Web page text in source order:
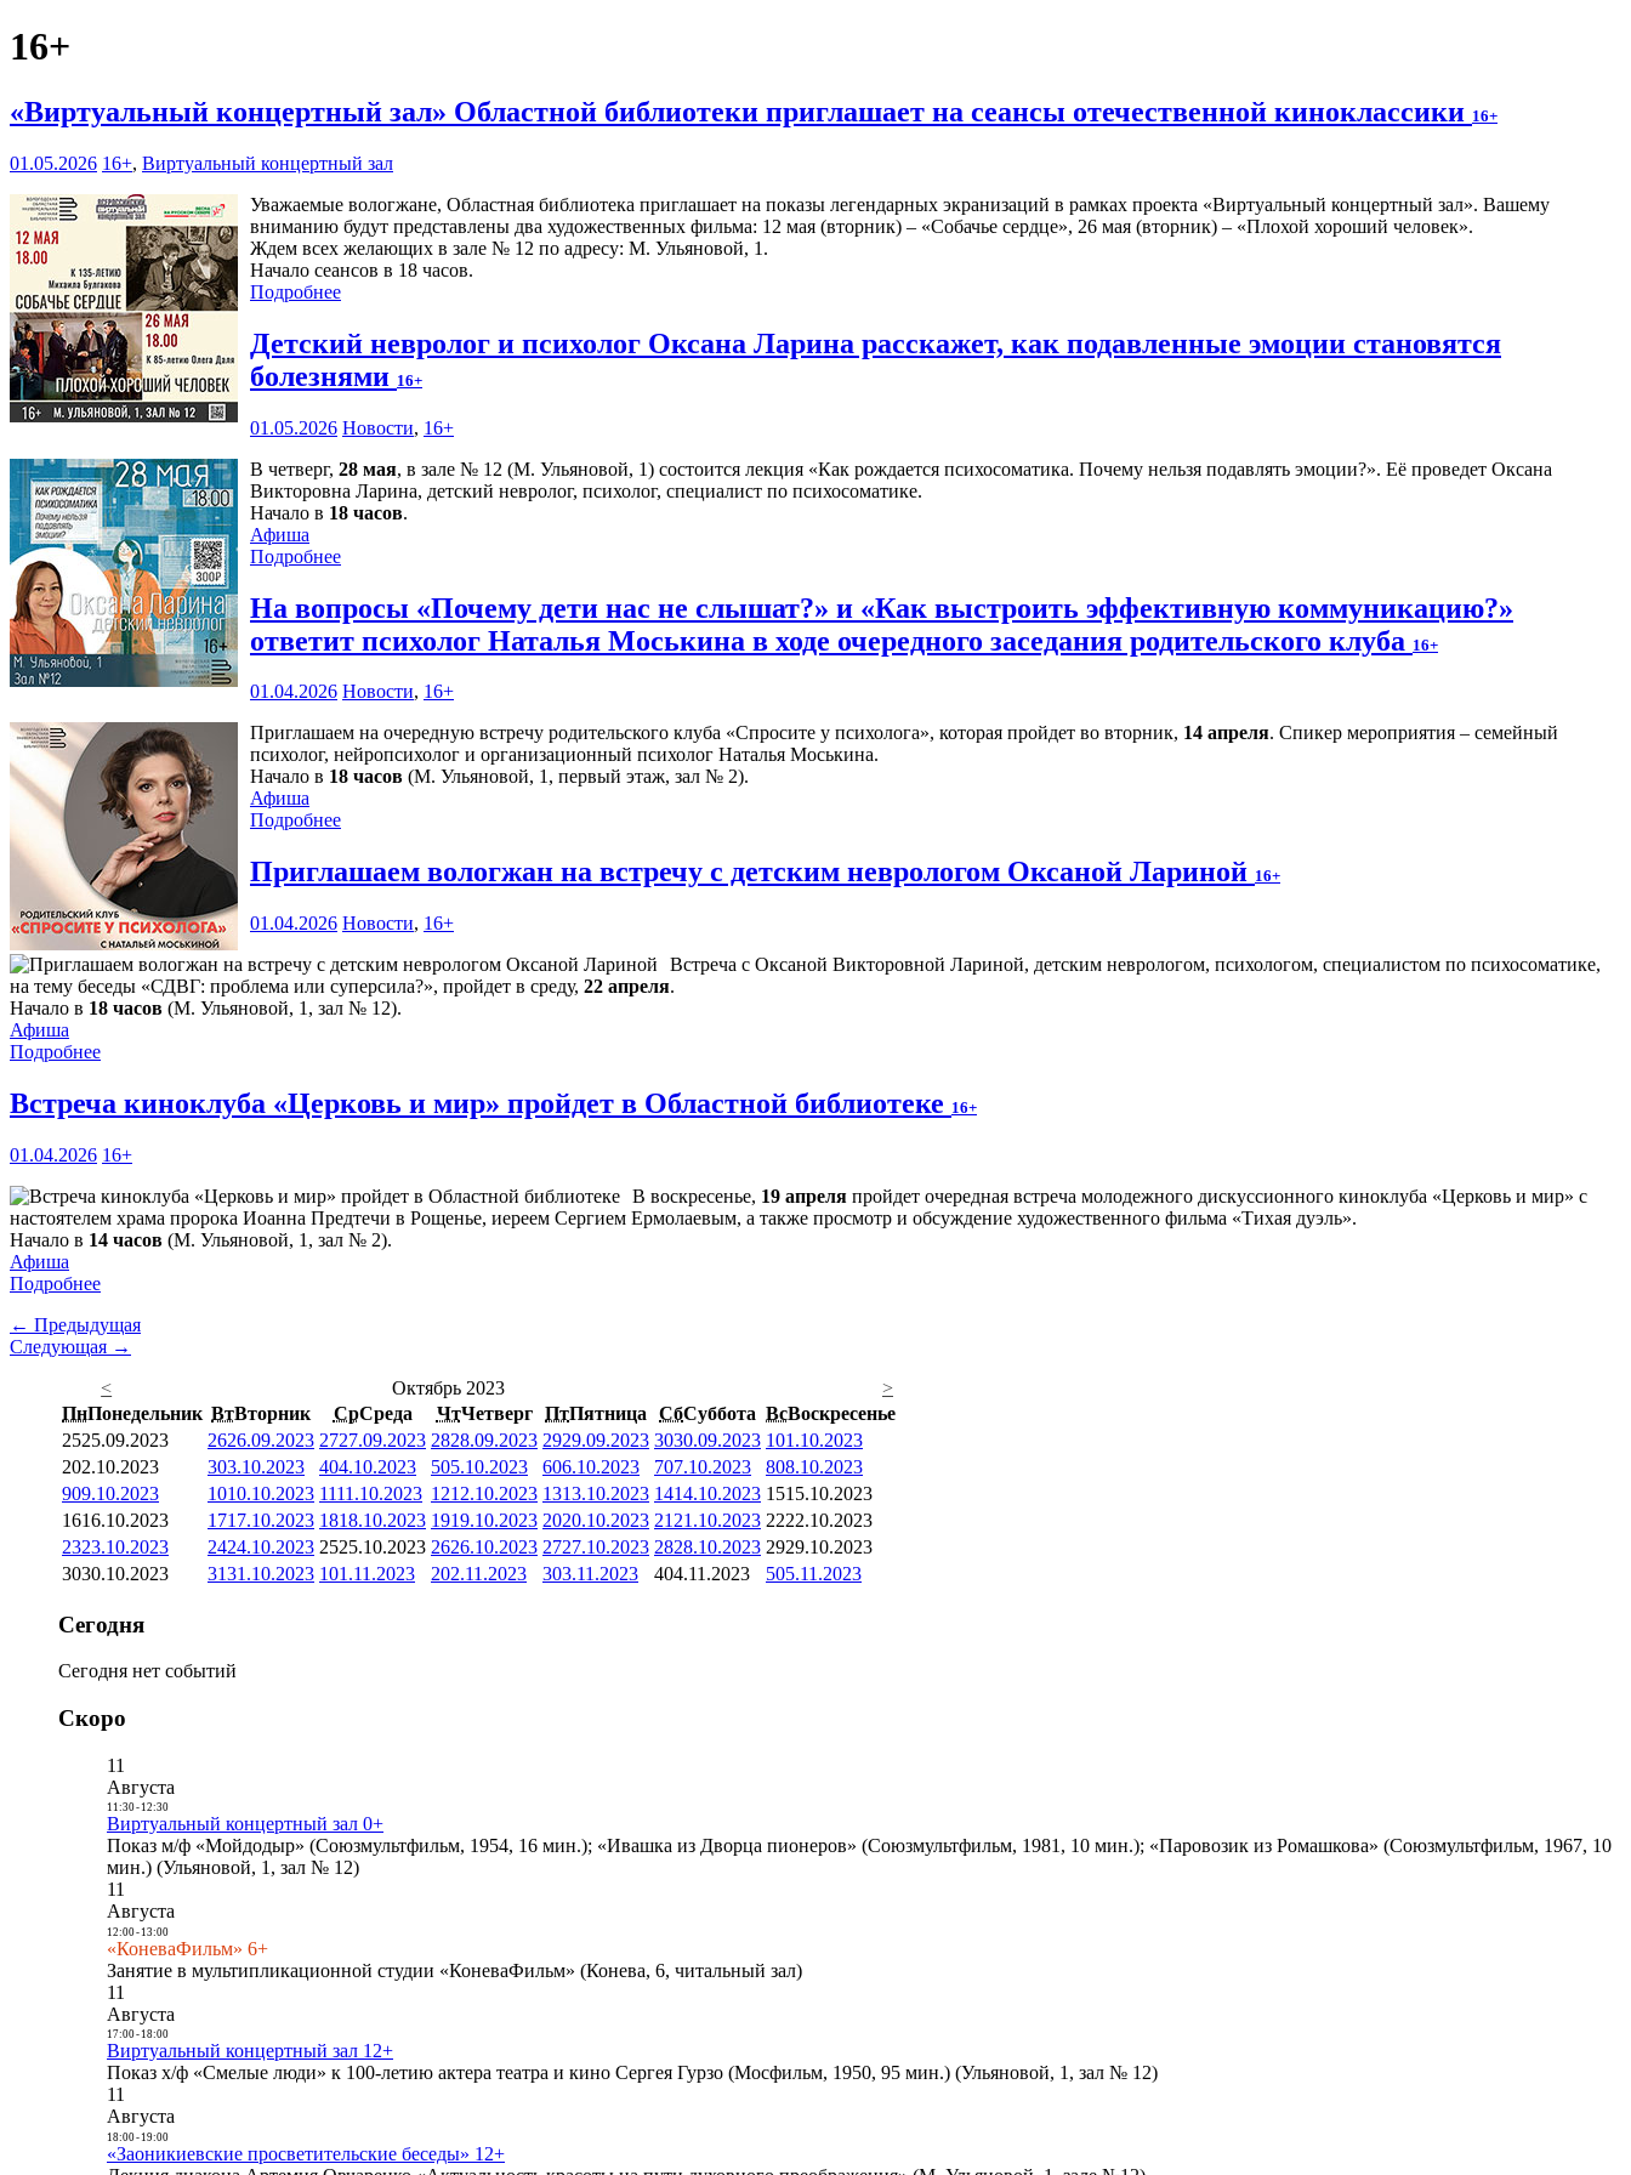
16+
«Виртуальный концертный зал» Областной библиотеки приглашает на сеансы отечественной киноклассики 16+
01.05.2026 16+, Виртуальный концертный зал
Уважаемые вологжане, Областная библиотека приглашает на показы легендарных экранизаций в рамках проекта «Виртуальный концертный зал». Вашему
вниманию будут представлены два художественных фильма: 12 мая (вторник) – «Собачье сердце», 26 мая (вторник) – «Плохой хороший человек».
Ждем всех желающих в зале № 12 по адресу: М. Ульяновой, 1.
Начало сеансов в 18 часов.
Подробнее
Детский невролог и психолог Оксана Ларина расскажет, как подавленные эмоции становятся
болезнями 16+
01.05.2026 Новости, 16+
В четверг, 28 мая, в зале № 12 (М. Ульяновой, 1) состоится лекция «Как рождается психосоматика. Почему нельзя подавлять эмоции?». Её проведет Оксана
Викторовна Ларина, детский невролог, психолог, специалист по психосоматике.
Начало в 18 часов.
Афиша
Подробнее
На вопросы «Почему дети нас не слышат?» и «Как выстроить эффективную коммуникацию?»
ответит психолог Наталья Моськина в ходе очередного заседания родительского клуба 16+
01.04.2026 Новости, 16+
Приглашаем на очередную встречу родительского клуба «Спросите у психолога», которая пройдет во вторник, 14 апреля. Спикер мероприятия – семейный
психолог, нейропсихолог и организационный психолог Наталья Моськина.
Начало в 18 часов (М. Ульяновой, 1, первый этаж, зал № 2).
Афиша
Подробнее
Приглашаем вологжан на встречу с детским неврологом Оксаной Лариной 16+
01.04.2026 Новости, 16+
Встреча с Оксаной Викторовной Лариной, детским неврологом, психологом, специалистом по психосоматике,
на тему беседы «СДВГ: проблема или суперсила?», пройдет в среду, 22 апреля.
Начало в 18 часов (М. Ульяновой, 1, зал № 12).
Афиша
Подробнее
Встреча киноклуба «Церковь и мир» пройдет в Областной библиотеке 16+
01.04.2026 16+
В воскресенье, 19 апреля пройдет очередная встреча молодежного дискуссионного киноклуба «Церковь и мир» с
настоятелем храма пророка Иоанна Предтечи в Рощенье, иереем Сергием Ермолаевым, а также просмотр и обсуждение художественного фильма «Тихая дуэль».
Начало в 14 часов (М. Ульяновой, 1, зал № 2).
Афиша
Подробнее
← Предыдущая
Следующая →
<
Октябрь 2023
>
ПнПонедельник ВтВторник СрСреда ЧтЧетверг ПтПятница СбСуббота ВсВоскресенье
2525.09.2023 2626.09.2023 2727.09.2023 2828.09.2023 2929.09.2023 3030.09.2023 101.10.2023
202.10.2023 303.10.2023 404.10.2023 505.10.2023 606.10.2023 707.10.2023 808.10.2023
909.10.2023 1010.10.2023 1111.10.2023 1212.10.2023 1313.10.2023 1414.10.2023 1515.10.2023
1616.10.2023 1717.10.2023 1818.10.2023 1919.10.2023 2020.10.2023 21 21.10.2023 2222.10.2023
2323.10.2023 2424.10.2023 2525.10.2023 2626.10.2023 2727.10.2023 2828.10.2023 2929.10.2023
3030.10.2023 3131.10.2023 101.11.2023 202.11.2023 303.11.2023 404.11.2023 505.11.2023
Сегодня
Сегодня нет событий
Скоро
11
Августа
11:30- 12:30
Виртуальный концертный зал 0+
Показ м/ф «Мойдодыр» (Союзмультфильм, 1954, 16 мин.); «Ивашка из Дворца пионеров» (Союзмультфильм, 1981, 10 мин.); «Паровозик из Ромашкова» (Союзмультфильм, 1967, 10
мин.) (Ульяновой, 1, зал № 12)
11
Августа
12:00- 13:00
«КоневаФильм» 6+
Занятие в мультипликационной студии «КоневаФильм» (Конева, 6, читальный зал)
11
Августа
17:00- 18:00
Виртуальный концертный зал 12+
Показ х/ф «Смелые люди» к 100-летию актера театра и кино Сергея Гурзо (Мосфильм, 1950, 95 мин.) (Ульяновой, 1, зал № 12)
11
Августа
18:00- 19:00
«Заоникиевские просветительские беседы» 12+